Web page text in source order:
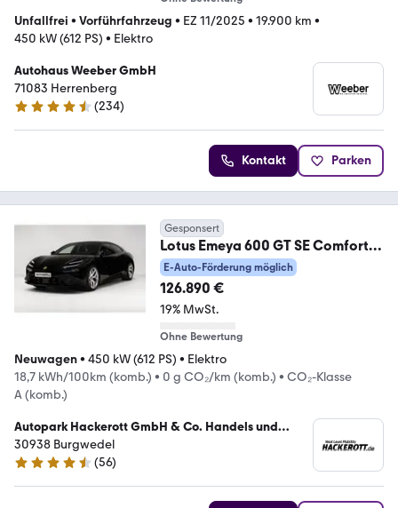
Unfallfrei • Vorführfahrzeug • EZ 11/2025 • 19.900 km •
450 kW (612 PS) • Elektro
Autohaus Weeber GmbH
71083 Herrenberg
4.6 Sterne
(234)
Kontakt Parken
Gesponsert
Lotus Emeya 600 GT SE Comfort
seat pack *LOTUS HANNOVE
E-Auto-Förderung möglich
126.890 €
19% MwSt.
Ohne Bewertung
Neuwagen• 450 kW (612 PS) • Elektro
18,7 kWh/100km (komb.) • 0 g CO₂/km (komb.) • CO₂-Klasse
A (komb.)
Autopark Hackerott GmbH & Co. Handels und
Service KG
30938 Burgwedel
4.4 Sterne
(56)